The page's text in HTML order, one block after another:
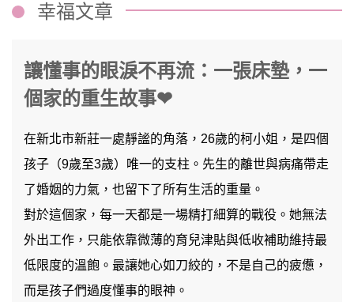
幸福文章
讓懂事的眼淚不再流：一張床墊，一
個家的重生故事❤
在新北市新莊一處靜謐的角落，26歲的柯小姐，是四個
孩子（9歲至3歲）唯一的支柱。先生的離世與病痛帶走
了婚姻的力氣，也留下了所有生活的重量。
對於這個家，每一天都是一場精打細算的戰役。她無法
外出工作，只能依靠微薄的育兒津貼與低收補助維持最
低限度的溫飽。最讓她心如刀絞的，不是自己的疲憊，
而是孩子們過度懂事的眼神。